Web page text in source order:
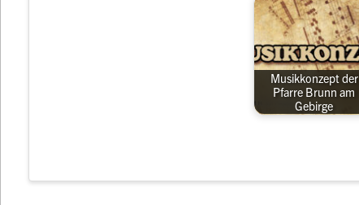
Musikkonzept der
Pfarre Brunn am
Gebirge